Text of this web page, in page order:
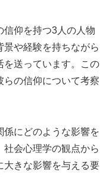
信仰を持つ3人の人物
や経験を持ちながら
を送っています。この
の信仰について考察
係にどのような影響を
会心理学の観点から
大きな影響を与える要